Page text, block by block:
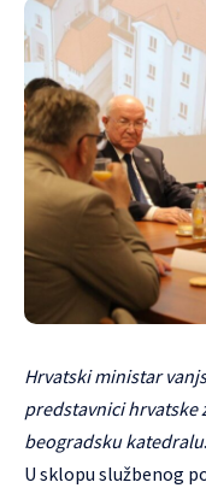
Hrvatski ministar
predstavnici hrvatske
beogradsku katedralu.
U sklopu službenog